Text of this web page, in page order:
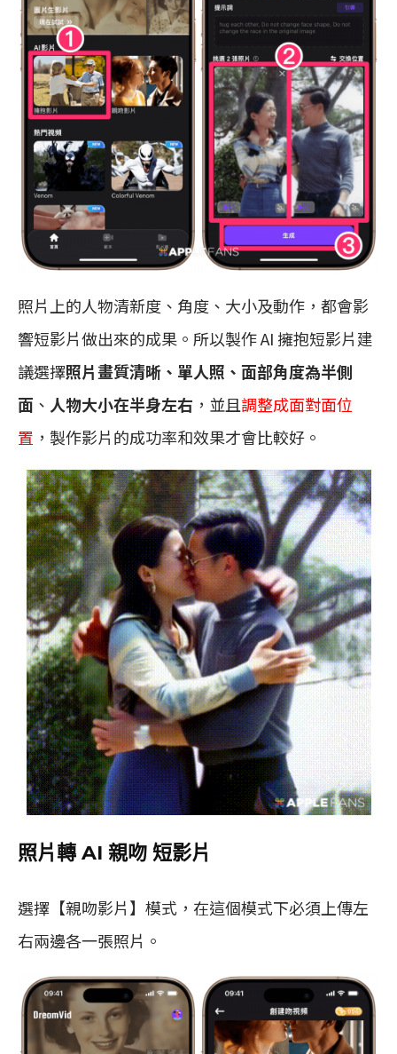
照片上的人物清新度、角度、大小及動作，都會影
響短影片做出來的成果。所以製作 AI 擁抱短影片建
議選擇照片畫質清晰、單人照、面部角度為半側
面 、 人物大小在半身左右 ，並且調整成面對面位
置 ，製作影片的成功率和效果才會比較好。
照片轉 AI 親吻 短影片
選擇【親吻影片】模式，在這個模式下必須上傳左
右兩邊各一張照片。